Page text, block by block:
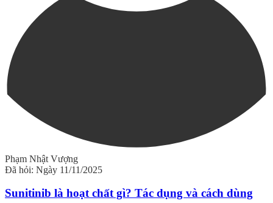
Phạm Nhật Vượng
Đã hỏi: Ngày 11/11/2025
Sunitinib là hoạt chất gì? Tác dụng và cách dùng